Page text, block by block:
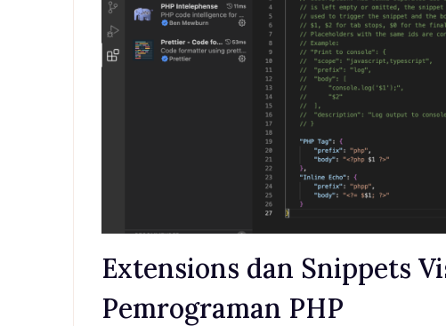
Extensions dan Snippets
Pemrograman PHP